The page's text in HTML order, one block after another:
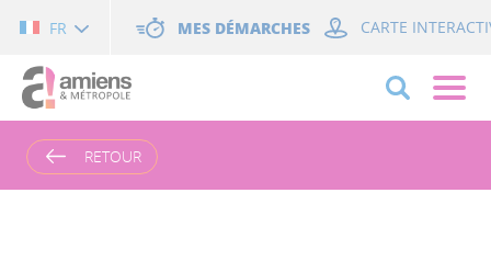
FR MES DÉMARCHES CARTE
RETOUR